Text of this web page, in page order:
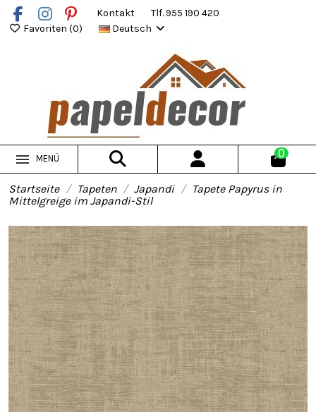
Kontakt
Tlf. 955 190 420
Favoriten (0) Deutsch
MENÜ 0
Startseite Tapeten Japandi
Tapete Papyrus in
Mittelgreige im Japandi-Stil